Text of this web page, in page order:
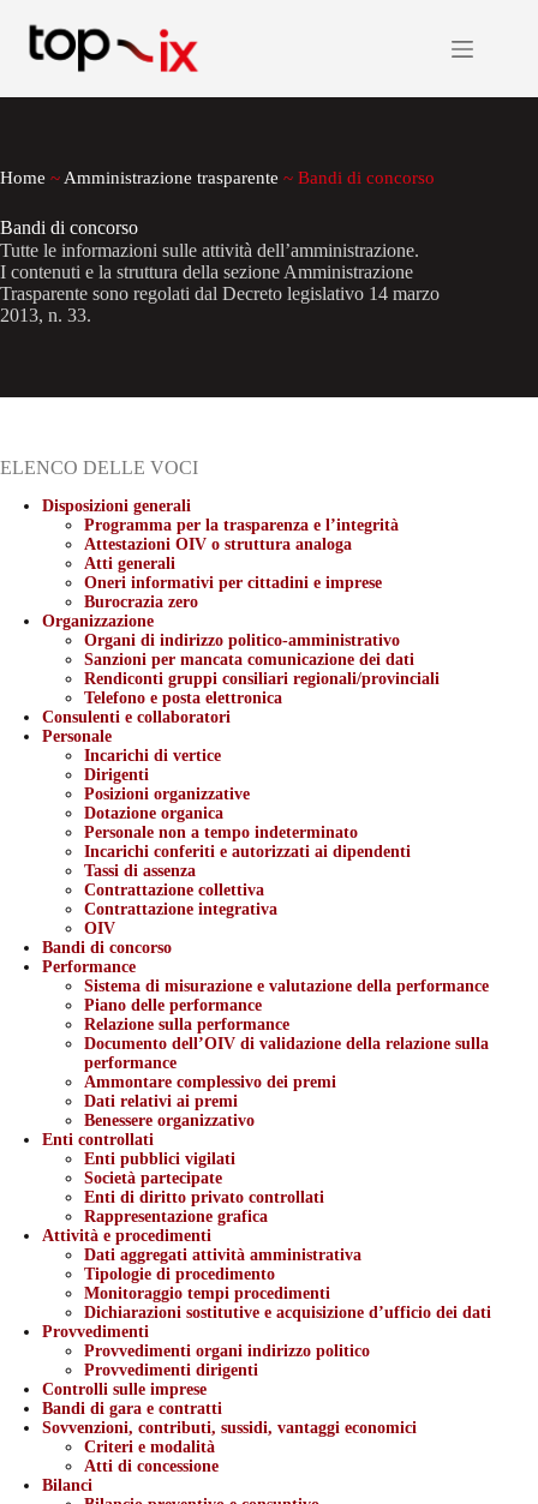
contenuto
Home ~Amministrazione trasparente ~ Bandi di concorso
Bandi di concorso
Tutte le informazioni sulle attività dell’amministrazione.
I contenuti e la struttura della sezione Amministrazione
Trasparente sono regolati dal Decreto legislativo 14 marzo
2013, n. 33.
ELENCO DELLE VOCI
Disposizioni generali
Programma per la trasparenza e l’integrità
Attestazioni OIV o struttura analoga
Atti generali
Oneri informativi per cittadini e imprese
Burocrazia zero
Organizzazione
Organi di indirizzo politico-amministrativo
Sanzioni per mancata comunicazione dei dati
Rendiconti gruppi consiliari regionali/provinciali
Telefono e posta elettronica
Consulenti e collaboratori
Personale
Incarichi di vertice
Dirigenti
Posizioni organizzative
Dotazione organica
Personale non a tempo indeterminato
Incarichi conferiti e autorizzati ai dipendenti
Tassi di assenza
Contrattazione collettiva
Contrattazione integrativa
OIV
Bandi di concorso
Performance
Sistema di misurazione e valutazione della performance
Piano delle performance
Relazione sulla performance
Documento dell’OIV di validazione della relazione sulla
performance
Ammontare complessivo dei premi
Dati relativi ai premi
Benessere organizzativo
Enti controllati
Enti pubblici vigilati
Società partecipate
Enti di diritto privato controllati
Rappresentazione grafica
Attività e procedimenti
Dati aggregati attività amministrativa
Tipologie di procedimento
Monitoraggio tempi procedimenti
Dichiarazioni sostitutive e acquisizione d’ufficio dei dati
Provvedimenti
Provvedimenti organi indirizzo politico
Provvedimenti dirigenti
Controlli sulle imprese
Bandi di gara e contratti
Sovvenzioni, contributi, sussidi, vantaggi economici
Criteri e modalità
Atti di concessione
Bilanci